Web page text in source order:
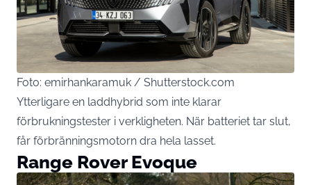
Foto: emirhankaramuk / Shutterstock.com
Ytterligare en laddhybrid som inte klarar
förbrukningstester i verkligheten. När batteriet tar slut,
får förbränningsmotorn dra hela lasset.
Range Rover Evoque